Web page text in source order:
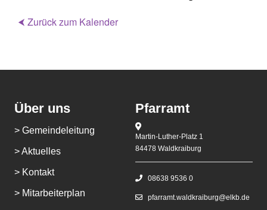
⮜ Zurück zum Kalender
Über uns
> Gemeindeleitung
> Aktuelles
> Kontakt
> Mitarbeiterplan
Pfarramt
Martin-Luther-Platz 1
84478 Waldkraiburg
08638 9536 0
pfarramt.waldkraiburg@elkb.de